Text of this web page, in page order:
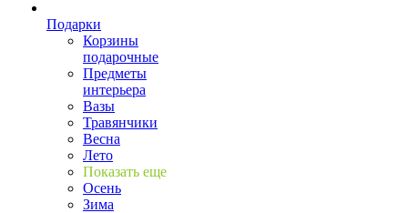
Подарки
Корзины
подарочные
Предметы
интерьера
Вазы
Травянчики
Весна
Лето
Показать еще
Осень
Зима